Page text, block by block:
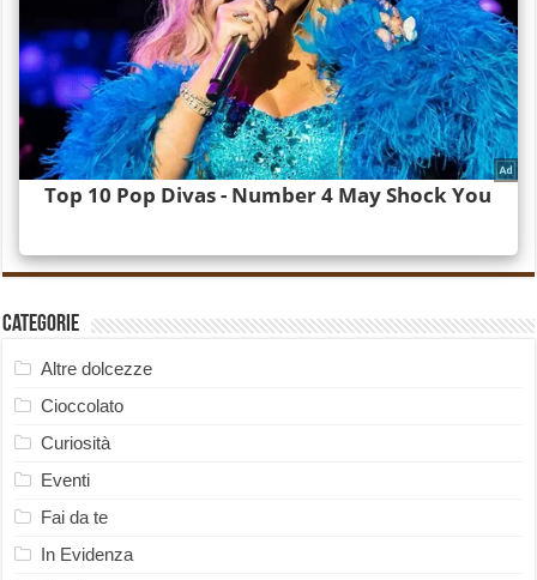
Categorie
Altre dolcezze
Cioccolato
Curiosità
Eventi
Fai da te
In Evidenza